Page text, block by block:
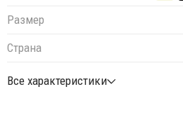
Размер
Страна
Все характеристики